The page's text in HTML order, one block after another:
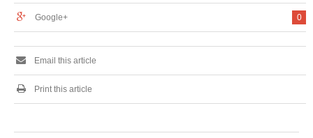
0
Google+
Email this article
Print this article